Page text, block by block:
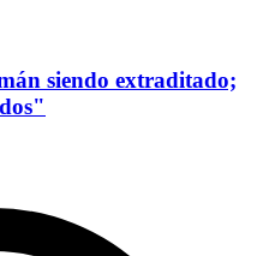
siendo extraditado;